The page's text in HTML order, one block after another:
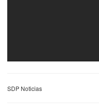
SDP Noticias